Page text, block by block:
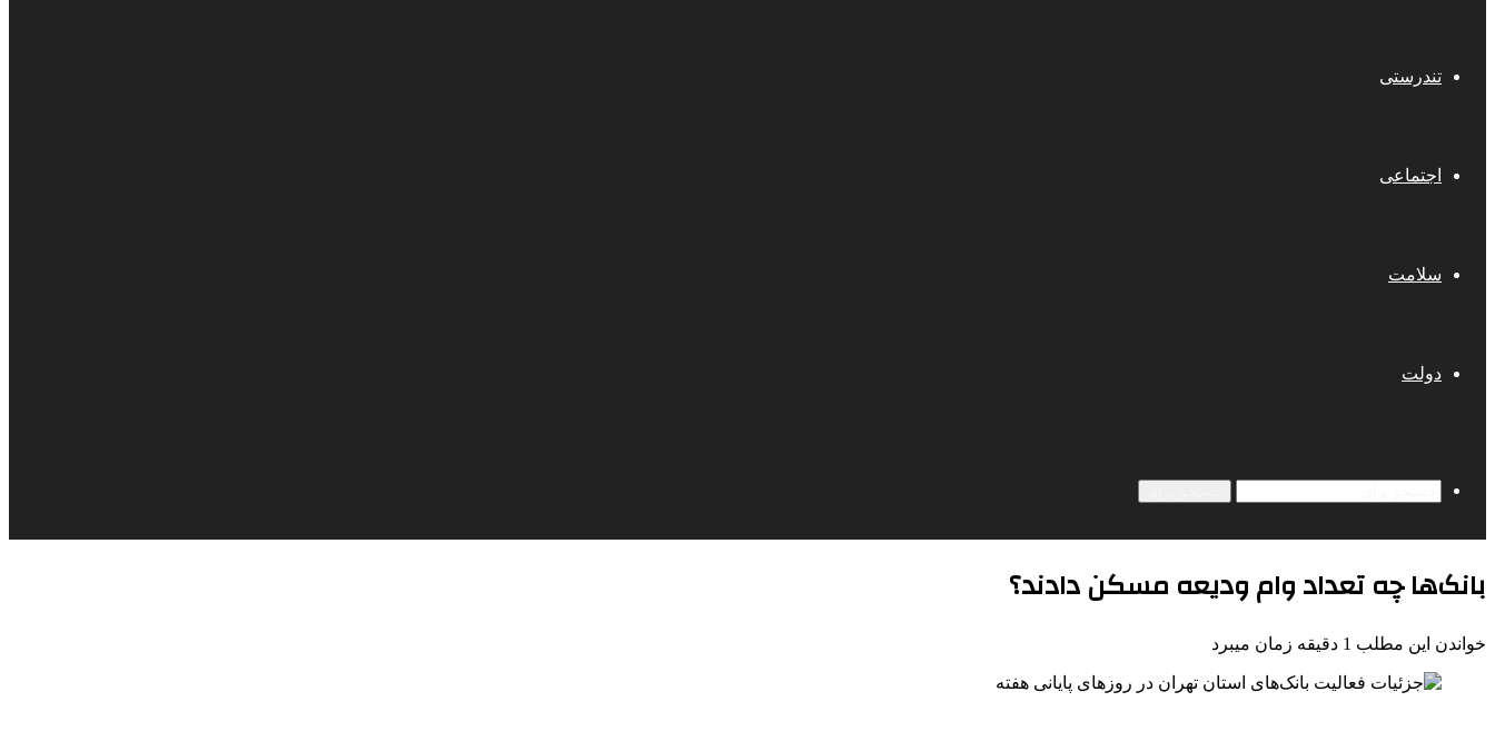
تندرستی
اجتماعی
سلامت
دولت
بانک‌ها چه تعداد وام ودیعه مسکن دادند؟
خواندن این مطلب 1 دقیقه زمان میبرد